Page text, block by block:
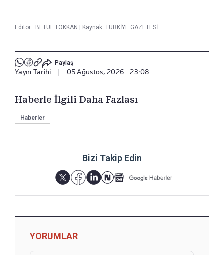
Editör : BETÜL TOKKAN | Kaynak: TÜRKİYE GAZETESİ
Paylaş
Yayın Tarihi 05 Ağustos, 2026 - 23:08
Haberle İlgili Daha Fazlası
Haberler
Bizi Takip Edin
YORUMLAR